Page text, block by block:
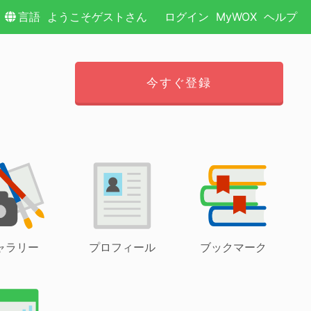
言語 ようこそゲストさん ログイン MyWOX ヘルプ
今すぐ登録
ラリー プロフィール ブックマーク